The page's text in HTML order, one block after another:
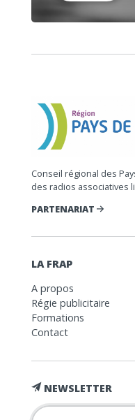
Conseil régional des
des radios associatives
PARTENARIAT
LA FRAP
A propos
Régie publicitaire
Formations
Contact
NEWSLETTER